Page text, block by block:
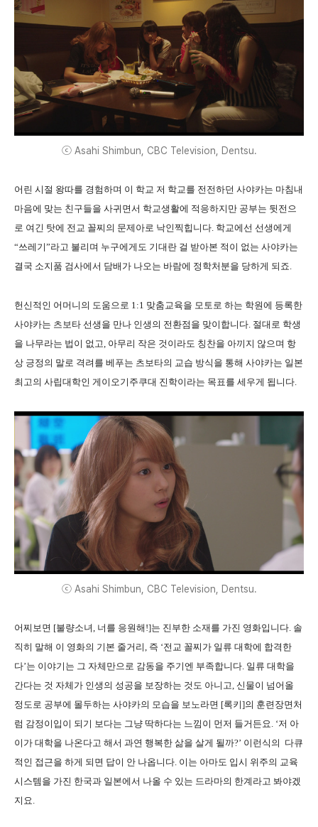
ⓒ Asahi Shimbun, CBC Television, Dentsu.
어린 시절 왕따를 경험하며 이 학교 저 학교를 전전하던 사야카는 마침내
마음에 맞는 친구들을 사귀면서 학교생활에 적응하지만 공부는 뒷전으
로 여긴 탓에 전교 꼴찌의 문제아로 낙인찍힙니다. 학교에선 선생에게
“쓰레기”라고 불리며 누구에게도 기대란 걸 받아본 적이 없는 사야카는
결국 소지품 검사에서 담배가 나오는 바람에 정학처분을 당하게 되죠.
헌신적인 어머니의 도움으로 1:1 맞춤교육을 모토로 하는 학원에 등록한
사야카는 츠보타 선생을 만나 인생의 전환점을 맞이합니다. 절대로 학생
을 나무라는 법이 없고, 아무리 작은 것이라도 칭찬을 아끼지 않으며 항
상 긍정의 말로 격려를 베푸는 츠보타의 교습 방식을 통해 사야카는 일본
최고의 사립대학인 게이오기주쿠대 진학이라는 목표를 세우게 됩니다.
ⓒ Asahi Shimbun, CBC Television, Dentsu.
어찌보면 [불량소녀, 너를 응원해!]는 진부한 소재를 가진 영화입니다. 솔
직히 말해 이 영화의 기본 줄거리, 즉 ‘전교 꼴찌가 일류 대학에 합격한
다’는 이야기는 그 자체만으로 감동을 주기엔 부족합니다. 일류 대학을
간다는 것 자체가 인생의 성공을 보장하는 것도 아니고, 신물이 넘어올
정도로 공부에 몰두하는 사야카의 모습을 보노라면 [록키]의 훈련장면처
럼 감정이입이 되기 보다는 그냥 딱하다는 느낌이 먼저 들거든요. ‘저 아
이가 대학을 나온다고 해서 과연 행복한 삶을 살게 될까?’ 이런식의 다큐
적인 접근을 하게 되면 답이 안 나옵니다. 이는 아마도 입시 위주의 교육
시스템을 가진 한국과 일본에서 나올 수 있는 드라마의 한계라고 봐야겠
지요.